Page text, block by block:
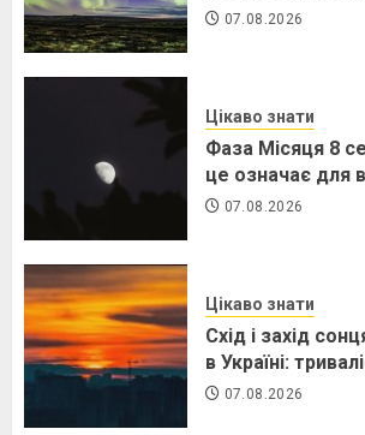
07.08.2026
Цікаво знати
Фаза Місяця 8
це означає для
07.08.2026
Цікаво знати
Схід і захід
в Україні:
07.08.2026